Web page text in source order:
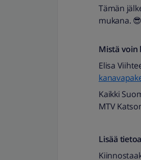
Tämän
mukana. 😎
Mistä voin
Elisa
Kaikki
MTV
Lisää tietoa